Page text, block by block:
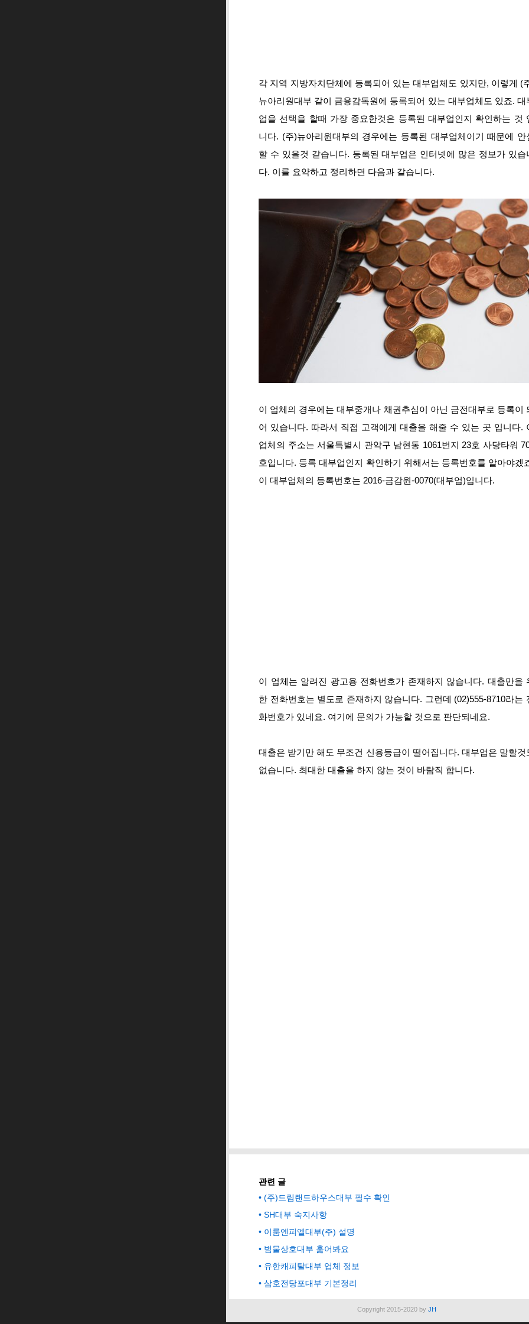
각 지역 지방자치단체에 등록되어 있는 대부업체도 있지만, 이렇게 (
뉴아리원대부 같이 금융감독원에 등록되어 있는 대부업체도 있죠. 대
업을 선택을 할때 가장 중요한것은 등록된 대부업인지 확인하는 것
니다. (주)뉴아리원대부의 경우에는 등록된 대부업체이기 때문에 안
할 수 있을것 같습니다. 등록된 대부업은 인터넷에 많은 정보가 있습
다. 이를 요약하고 정리하면 다음과 같습니다.
이 업체의 경우에는 대부중개나 채권추심이 아닌 금전대부로 등록이
어 있습니다. 따라서 직접 고객에게 대출을 해줄 수 있는 곳 입니다.
업체의 주소는 서울특별시 관악구 남현동 1061번지 23호 사당타워
호입니다. 등록 대부업인지 확인하기 위해서는 등록번호를 알아야겠
이 대부업체의 등록번호는 2016-금감원-0070(대부업)입니다.
이 업체는 알려진 광고용 전화번호가 존재하지 않습니다. 대출만을
한 전화번호는 별도로 존재하지 않습니다. 그런데 (02)555-8710라는
화번호가 있네요. 여기에 문의가 가능할 것으로 판단되네요.
대출은 받기만 해도 무조건 신용등급이 떨어집니다. 대부업은 말할것
없습니다. 최대한 대출을 하지 않는 것이 바람직 합니다.
관련 글
(주)드림랜드하우스대부 필수 확인
SH대부 숙지사항
이룸엔피엘대부(주) 설명
범물상호대부 훑어봐요
유한캐피탈대부 업체 정보
삼호전당포대부 기본정리
Copyright 2015-2020 by JH